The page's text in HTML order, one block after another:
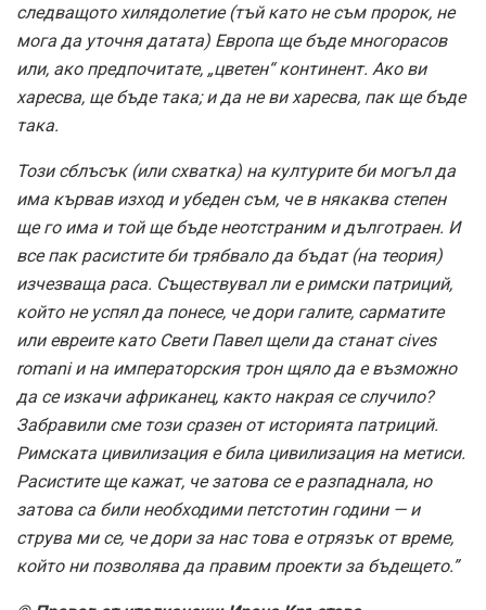
следващото хилядолетие (тъй като не съм пророк, не
мога да уточня датата) Европа ще бъде многорасов
или, ако предпочитате, „цветен“ континент. Ако ви
харесва, ще бъде така; и да не ви харесва, пак ще бъде
така.
Този сблъсък (или схватка) на културите би могъл да
има кървав изход и убеден съм, че в някаква степен
ще го има и той ще бъде неотстраним и дълготраен. И
все пак расистите би трябвало да бъдат (на теория)
изчезваща раса. Съществувал ли е римски патриций,
който не успял да понесе, че дори галите, сарматите
или евреите като Свети Павел щели да станат cives
romani и на императорския трон щяло да е възможно
да се изкачи африканец, както накрая се случило?
Забравили сме този сразен от историята патриций.
Римската цивилизация е била цивилизация на метиси.
Расистите ще кажат, че затова се е разпаднала, но
затова са били необходими петстотин години — и
струва ми се, че дори за нас това е отрязък от време,
който ни позволява да правим проекти за бъдещето.”